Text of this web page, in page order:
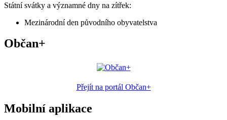
Státní svátky a významné dny na zítřek:
Mezinárodní den původního obyvatelstva
Občan+
Přejít na portál Občan+
Mobilní aplikace